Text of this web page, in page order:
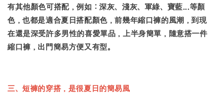
有其他顏色可搭配，例如：深灰、淺灰、軍綠、寶藍...等顏
色，也都是適合夏日搭配顏色，前幾年縮口褲的風潮，到現
在還是深受許多男性的喜愛單品，上半身簡單，隨意搭一件
縮口褲，出門簡易方便又有型。
三、短褲的穿搭，是很夏日的簡易風